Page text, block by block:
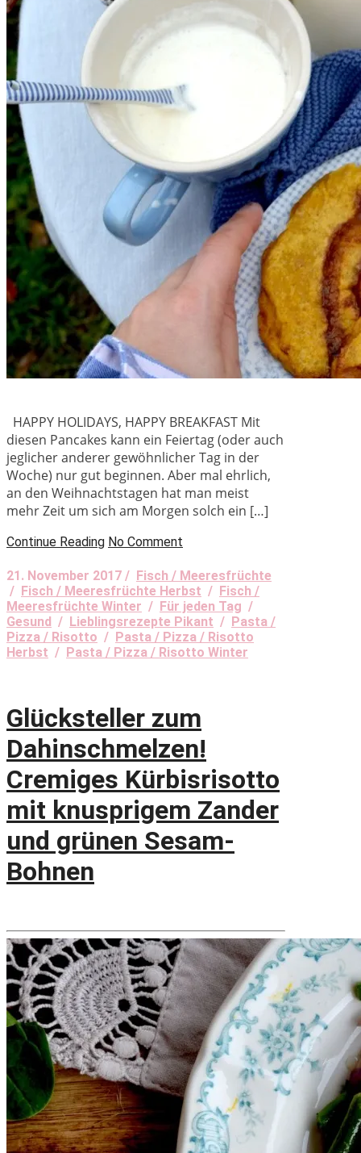
HAPPY HOLIDAYS, HAPPY BREAKFAST Mit
diesen Pancakes kann ein Feiertag (oder auch
jeglicher anderer gewöhnlicher Tag in der
Woche) nur gut beginnen. Aber mal ehrlich,
an den Weihnachtstagen hat man meist
mehr Zeit um sich am Morgen solch ein […]
Continue Reading No Comment
21. November 2017 / Fisch / Meeresfrüchte
/ Fisch / Meeresfrüchte Herbst / Fisch /
Meeresfrüchte Winter / Für jeden Tag /
Gesund / Lieblingsrezepte Pikant / Pasta /
Pizza / Risotto / Pasta / Pizza / Risotto
Herbst / Pasta / Pizza / Risotto Winter
Glücksteller zum
Dahinschmelzen!
Cremiges Kürbisrisotto
mit knusprigem Zander
und grünen Sesam-
Bohnen